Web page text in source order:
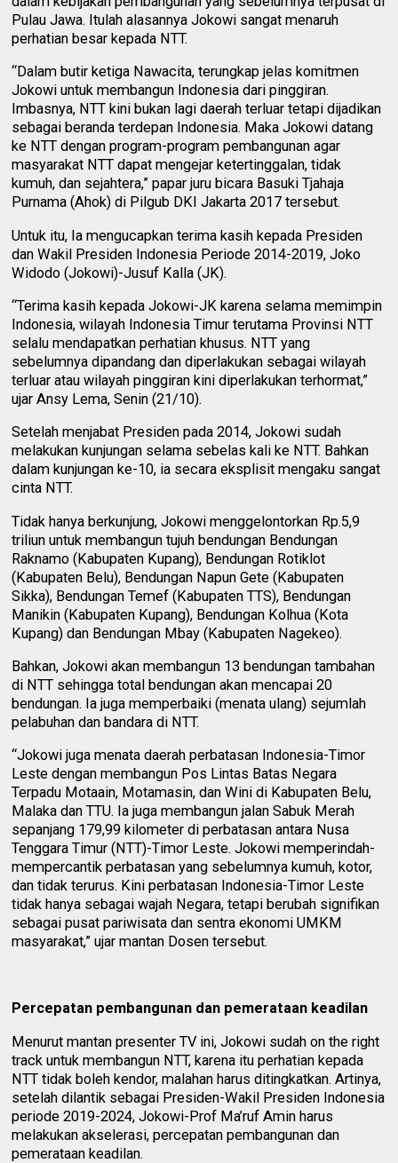
Pulau Jawa. Itulah alasannya Jokowi sangat menaruh
perhatian besar kepada NTT.
“Dalam butir ketiga Nawacita, terungkap jelas komitmen
Jokowi untuk membangun Indonesia dari pinggiran.
Imbasnya, NTT kini bukan lagi daerah terluar tetapi dijadikan
sebagai beranda terdepan Indonesia. Maka Jokowi datang
ke NTT dengan program-program pembangunan agar
masyarakat NTT dapat mengejar ketertinggalan, tidak
kumuh, dan sejahtera,” papar juru bicara Basuki Tjahaja
Purnama (Ahok) di Pilgub DKI Jakarta 2017 tersebut.
Untuk itu, Ia mengucapkan terima kasih kepada Presiden
dan Wakil Presiden Indonesia Periode 2014-2019, Joko
Widodo (Jokowi)-Jusuf Kalla (JK).
“Terima kasih kepada Jokowi-JK karena selama memimpin
Indonesia, wilayah Indonesia Timur terutama Provinsi NTT
selalu mendapatkan perhatian khusus. NTT yang
sebelumnya dipandang dan diperlakukan sebagai wilayah
terluar atau wilayah pinggiran kini diperlakukan terhormat,”
ujar Ansy Lema, Senin (21/10).
Setelah menjabat Presiden pada 2014, Jokowi sudah
melakukan kunjungan selama sebelas kali ke NTT. Bahkan
dalam kunjungan ke-10, ia secara eksplisit mengaku sangat
cinta NTT.
Tidak hanya berkunjung, Jokowi menggelontorkan Rp.5,9
triliun untuk membangun tujuh bendungan Bendungan
Raknamo (Kabupaten Kupang), Bendungan Rotiklot
(Kabupaten Belu), Bendungan Napun Gete (Kabupaten
Sikka), Bendungan Temef (Kabupaten TTS), Bendungan
Manikin (Kabupaten Kupang), Bendungan Kolhua (Kota
Kupang) dan Bendungan Mbay (Kabupaten Nagekeo).
Bahkan, Jokowi akan membangun 13 bendungan tambahan
di NTT sehingga total bendungan akan mencapai 20
bendungan. Ia juga memperbaiki (menata ulang) sejumlah
pelabuhan dan bandara di NTT.
“Jokowi juga menata daerah perbatasan Indonesia-Timor
Leste dengan membangun Pos Lintas Batas Negara
Terpadu Motaain, Motamasin, dan Wini di Kabupaten Belu,
Malaka dan TTU. Ia juga membangun jalan Sabuk Merah
sepanjang 179,99 kilometer di perbatasan antara Nusa
Tenggara Timur (NTT)-Timor Leste. Jokowi memperindah-
mempercantik perbatasan yang sebelumnya kumuh, kotor,
dan tidak terurus. Kini perbatasan Indonesia-Timor Leste
tidak hanya sebagai wajah Negara, tetapi berubah signifikan
sebagai pusat pariwisata dan sentra ekonomi UMKM
masyarakat,” ujar mantan Dosen tersebut.
Percepatan pembangunan dan pemerataan keadilan
Menurut mantan presenter TV ini, Jokowi sudah on the right
track untuk membangun NTT, karena itu perhatian kepada
NTT tidak boleh kendor, malahan harus ditingkatkan. Artinya,
setelah dilantik sebagai Presiden-Wakil Presiden Indonesia
periode 2019-2024, Jokowi-Prof Ma’ruf Amin harus
melakukan akselerasi, percepatan pembangunan dan
pemerataan keadilan.